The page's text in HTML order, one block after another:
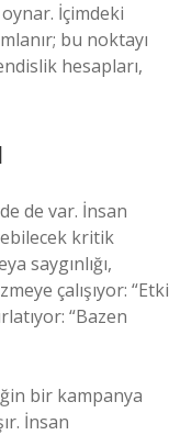
İçimdeki
bu noktayı
hesapları,
de var. İnsan
kritik
saygınlığı,
çalışıyor: “Etki
“Bazen
bir kampanya
İnsan